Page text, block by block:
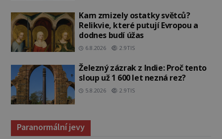
Kam zmizely ostatky světců?
Relikvie, které putují Evropou a
dodnes budí úžas
6.8.2026 2.9TIS
Železný zázrak z Indie: Proč tento
sloup už 1 600 let nezná rez?
5.8.2026 2.9TIS
Paranormální jevy